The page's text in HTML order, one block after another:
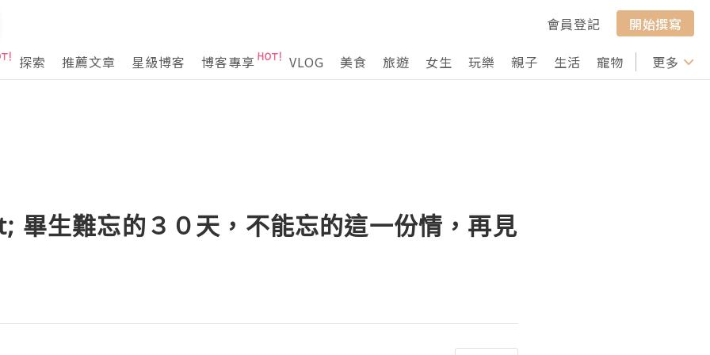
會員登記
開始撰寫
探索
推薦文章 星級博客 博客專享 VLOG 美食 旅遊 女生 玩樂 親子 生活 寵物 行山 打卡
更多
畢生難忘的３０天，不能忘的這一份情，再見